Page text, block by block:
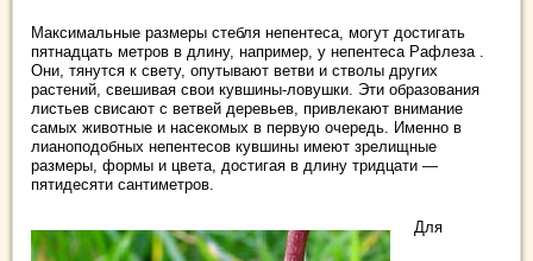
Максимальные размеры стебля непентеса, могут достигать
пятнадцать метров в длину, например, у непентеса Рафлеза .
Они, тянутся к свету, опутывают ветви и стволы других
растений, свешивая свои кувшины-ловушки. Эти образования
листьев свисают с ветвей деревьев, привлекают внимание
самых животные и насекомых в первую очередь. Именно в
лианоподобных непентесов кувшины имеют зрелищные
размеры, формы и цвета, достигая в длину тридцати —
пятидесяти сантиметров.
Для